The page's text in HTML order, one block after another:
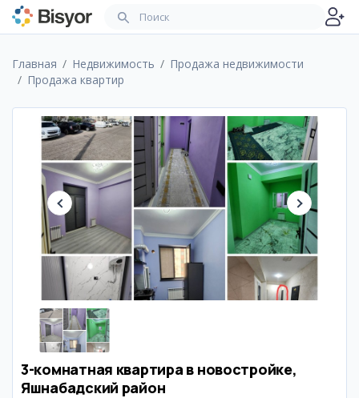
Главная Недвижимость
Продажа недвижимости
Продажа квартир
3-комнатная квартира в новостройке,
Яшнабадский район